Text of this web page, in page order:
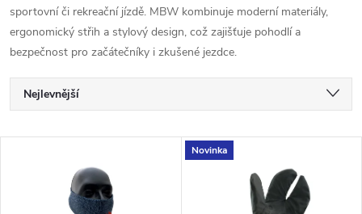
sportovní či rekreační jízdě. MBW kombinuje moderní materiály,
ergonomický střih a stylový design, což zajišťuje pohodlí a
bezpečnost pro začátečníky i zkušené jezdce.
Ř
a
Nejlevnější
Abecedně
Novinka